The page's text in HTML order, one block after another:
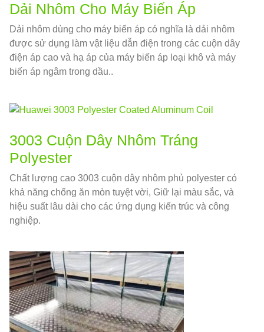
Dải Nhôm Cho Máy Biến Áp
Dải nhôm dùng cho máy biến áp có nghĩa là dải nhôm
được sử dụng làm vật liệu dẫn điện trong các cuộn dây
điện áp cao và hạ áp của máy biến áp loại khô và máy
biến áp ngâm trong dầu..
3003 Cuộn Dây Nhôm Tráng
Polyester
Chất lượng cao 3003 cuộn dây nhôm phủ polyester có
khả năng chống ăn mòn tuyệt vời, Giữ lại màu sắc, và
hiệu suất lâu dài cho các ứng dụng kiến ​​trúc và công
nghiệp.